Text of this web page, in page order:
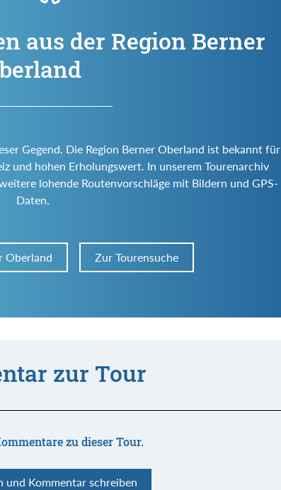
aus der Region Berner
Gegend. Die Region Berner Oberland ist bekannt für
und hohen Erholungswert. In unserem Tourenarchiv
lohende Routenvorschläge mit Bildern und GPS-
Daten.
Oberland Zur Tourensuche
zur Tour
zu dieser Tour.
und Kommentar schreiben